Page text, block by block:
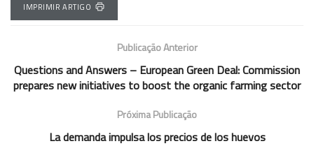
IMPRIMIR ARTIGO
Publicação Anterior
Questions and Answers – European Green Deal: Commission
prepares new initiatives to boost the organic farming sector
Próxima Publicação
La demanda impulsa los precios de los huevos